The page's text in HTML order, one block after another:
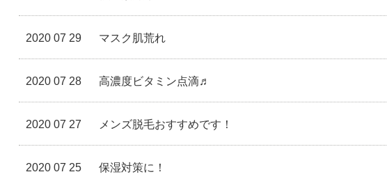
2020 07 29 マスク肌荒れ
2020 07 28 高濃度ビタミン点滴♬
2020 07 27 メンズ脱毛おすすめです！
2020 07 25 保湿対策に！